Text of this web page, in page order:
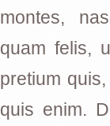
montes,
quam felis,
pretium
quis enim.